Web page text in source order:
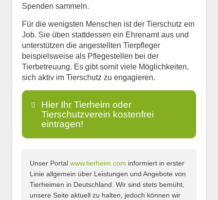
Spenden sammeln.
Für die wenigsten Menschen ist der Tierschutz ein
Job. Sie üben stattdessen ein Ehrenamt aus und
unterstützen die angestellten Tierpfleger
beispielsweise als Pflegestellen bei der
Tierbetreuung. Es gibt somit viele Möglichkeiten,
sich aktiv im Tierschutz zu engagieren.
Hier Ihr Tierheim oder
Tierschutzverein kostenfrei
eintragen!
Name*
Unser Portal www.tierheim.com informiert in erster
Linie allgemein über Leistungen und Angebote von
Tierheimen in Deutschland. Wir sind stets bemüht,
unsere Seite aktuell zu halten, jedoch können wir